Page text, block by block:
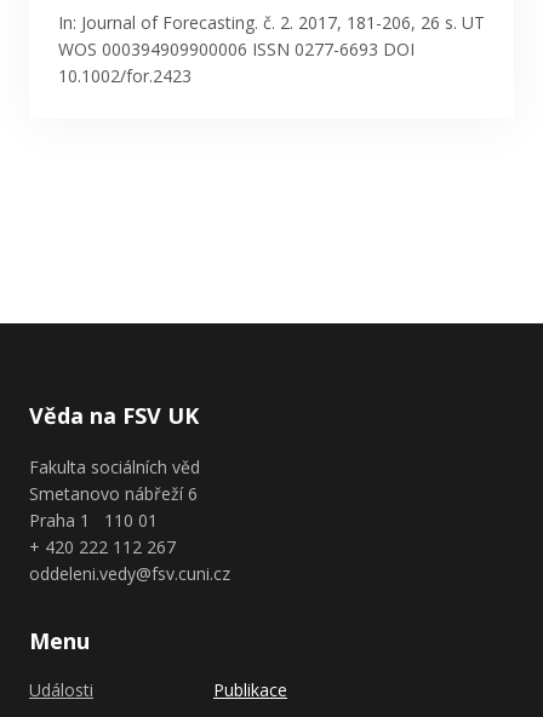
In: Journal of Forecasting. č. 2. 2017, 181-206, 26 s. UT
WOS 000394909900006 ISSN 0277-6693 DOI
10.1002/for.2423
Věda na FSV UK
Fakulta sociálních věd
Smetanovo nábřeží 6
Praha 1 110 01
+ 420 222 112 267
oddeleni.vedy@fsv.cuni.cz
Menu
Události
Publikace